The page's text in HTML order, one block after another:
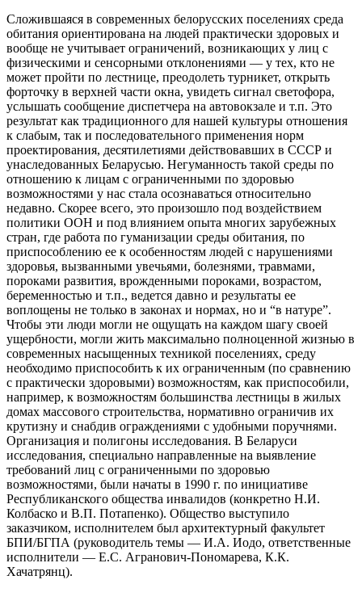
Сложившаяся в современных белорусских поселениях среда
обитания ориентирована на людей практически здоровых и
вообще не учитывает ограничений, возникающих у лиц с
физическими и сенсорными отклонениями — у тех, кто не
может пройти по лестнице, преодолеть турникет, открыть
форточку в верхней части окна, увидеть сигнал светофора,
услышать сообщение диспетчера на автовокзале и т.п. Это
результат как традиционного для нашей культуры отношения
к слабым, так и последовательного применения норм
проектирования, десятилетиями действовавших в СССР и
унаследованных Беларусью. Негуманность такой среды по
отношению к лицам с ограниченными по здоровью
возможностями у нас стала осознаваться относительно
недавно. Скорее всего, это произошло под воздействием
политики ООН и под влиянием опыта многих зарубежных
стран, где работа по гуманизации среды обитания, по
приспособлению ее к особенностям людей с нарушениями
здоровья, вызванными увечьями, болезнями, травмами,
пороками развития, врожденными пороками, возрастом,
беременностью и т.п., ведется давно и результаты ее
воплощены не только в законах и нормах, но и “в натуре”.
Чтобы эти люди могли не ощущать на каждом шагу своей
ущербности, могли жить максимально полноценной жизнью в
современных насыщенных техникой поселениях, среду
необходимо приспособить к их ограниченным (по сравнению
с практически здоровыми) возможностям, как приспособили,
например, к возможностям большинства лестницы в жилых
домах массового строительства, нормативно ограничив их
крутизну и снабдив ограждениями с удобными поручнями.
Организация и полигоны исследования. В Беларуси
исследования, специально направленные на выявление
требований лиц с ограниченными по здоровью
возможностями, были начаты в 1990 г. по инициативе
Республиканского общества инвалидов (конкретно Н.И.
Колбаско и В.П. Потапенко). Общество выступило
заказчиком, исполнителем был архитектурный факультет
БПИ/БГПА (руководитель темы — И.А. Иодо, ответственные
исполнители — Е.С. Агранович-Пономарева, К.К.
Хачатрянц).